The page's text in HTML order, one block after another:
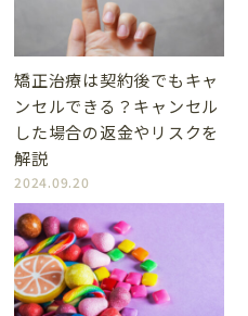
矯正治療は契約後でもキャ
ンセルできる？キャンセル
した場合の返金やリスクを
解説
2024.09.20